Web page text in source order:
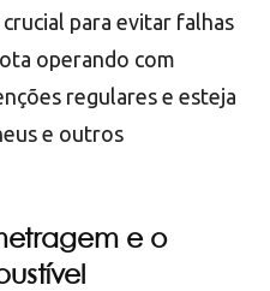
para evitar falhas
operando com
regulares e esteja
e outros
e o